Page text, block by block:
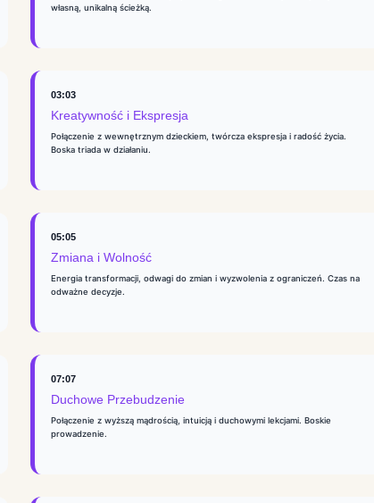
własną, unikalną ścieżką.
03:03
Kreatywność i Ekspresja
Połączenie z wewnętrznym dzieckiem, twórcza ekspresja i radość życia.
Boska triada w działaniu.
05:05
Zmiana i Wolność
Energia transformacji, odwagi do zmian i wyzwolenia z ograniczeń. Czas na
odważne decyzje.
07:07
Duchowe Przebudzenie
Połączenie z wyższą mądrością, intuicją i duchowymi lekcjami. Boskie
prowadzenie.